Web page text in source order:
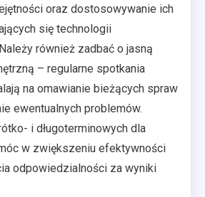
oraz dostosowywanie ich
się technologii
również zadbać o jasną
– regularne spotkania
na omawianie bieżących spraw
ewentualnych problemów.
i długoterminowych dla
w zwiększeniu efektywności
odpowiedzialności za wyniki